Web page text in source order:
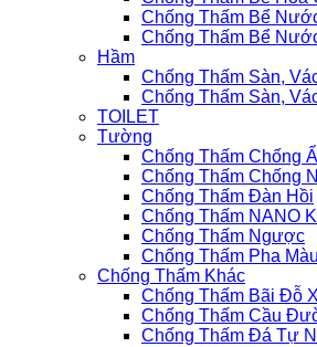
Chống Thấm Bể
Chống Thấm Bể
Hầm
Chống Thấm Sàn,
Chống Thấm Sàn,
TOILET
Tường
Chống Thấm Chống
Chống Thấm Chống
Chống Thấm Đàn Hồi
Chống Thấm NANO
Chống Thấm Ngược
Chống Thấm Pha Màu
Chống Thấm Khác
Chống Thấm Bãi Đỗ
Chống Thấm Cầu
Chống Thấm Đá Tự